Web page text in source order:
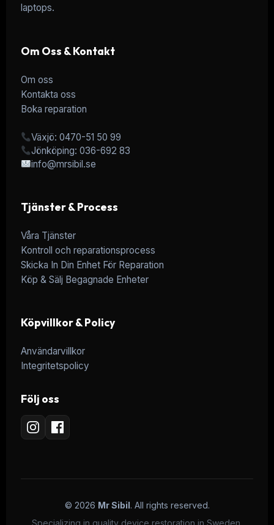
laptops.
Om Oss & Kontakt
Om oss
Kontakta oss
Boka reparation
Växjö: 0470-51 50 99
Jönköping: 036-692 83
info@mrsibil.se
Tjänster & Process
Våra Tjänster
Kontroll och reparationsprocess
Skicka In Din Enhet För Reparation
Köp & Sälj Begagnade Enheter
Köpvillkor & Policy
Användarvillkor
Integritetspolicy
Följ oss
© 2026 Mr Sibil. All rights reserved.